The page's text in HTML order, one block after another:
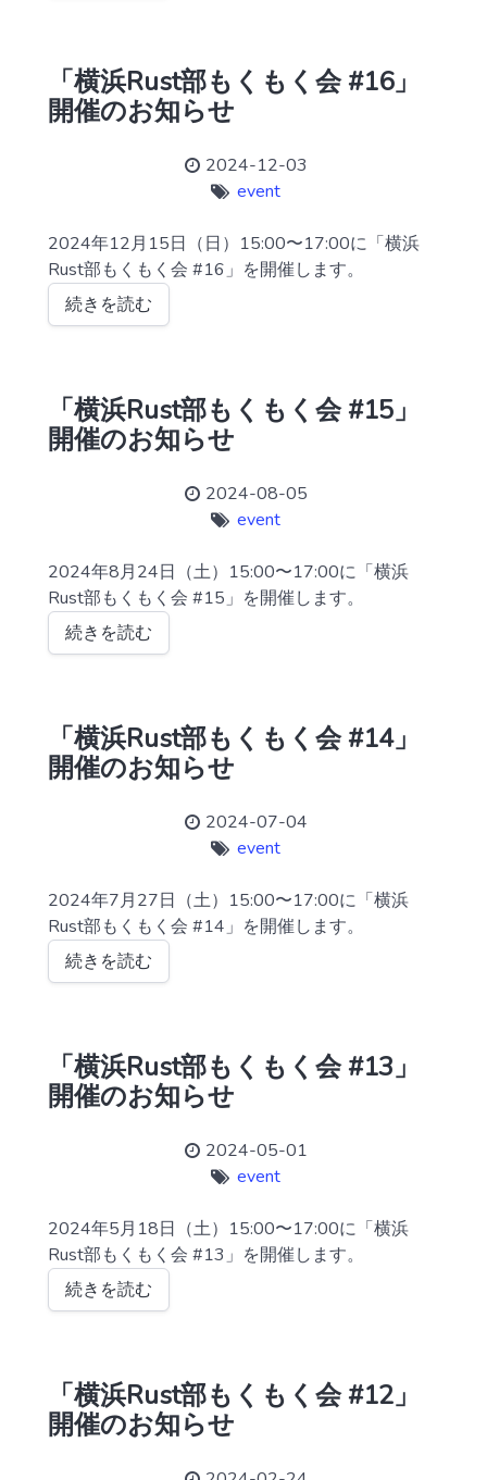
「横浜Rust部もくもく会 #16」
開催のお知らせ
2024-12-03
event
2024年12月15日（日）15:00〜17:00に「横浜
Rust部もくもく会 #16」を開催します。
続きを読む
「横浜Rust部もくもく会 #15」
開催のお知らせ
2024-08-05
event
2024年8月24日（土）15:00〜17:00に「横浜
Rust部もくもく会 #15」を開催します。
続きを読む
「横浜Rust部もくもく会 #14」
開催のお知らせ
2024-07-04
event
2024年7月27日（土）15:00〜17:00に「横浜
Rust部もくもく会 #14」を開催します。
続きを読む
「横浜Rust部もくもく会 #13」
開催のお知らせ
2024-05-01
event
2024年5月18日（土）15:00〜17:00に「横浜
Rust部もくもく会 #13」を開催します。
続きを読む
「横浜Rust部もくもく会 #12」
開催のお知らせ